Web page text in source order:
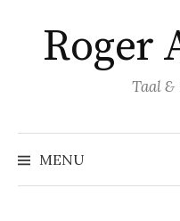
inhoud
springen
Roger
Taal &
MENU